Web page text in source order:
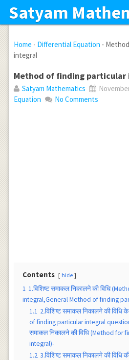
Satyam
Home - Differential Equation -
integral
Method of finding particular
Satyam Mathematics
Equation
No Comments
Contents hide
1 1.विशिष्ट समाकल निकालने की विधि
integral,General Method of finding
1.1 2.विशिष्ट समाकल निकालने की विधि
of finding particular integral
समाकल निकालने की विधि (Method for
integral)-
1.2 3.विशिष्ट समाकल निकालने की विधि